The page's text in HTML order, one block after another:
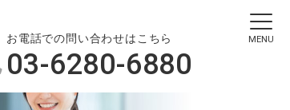
お電話での問い合わせはこちら
03-6280-6880
MENU